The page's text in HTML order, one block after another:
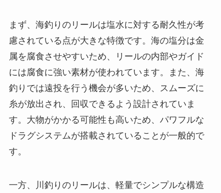
まず、海釣りのリールは塩水に対する耐久性が考
慮されている点が大きな特徴です。海の塩分は金
属を腐食させやすいため、リールの内部やガイド
には腐食に強い素材が使われています。また、海
釣りでは遠投を行う機会が多いため、スムーズに
糸が放出され、回収できるよう設計されていま
す。大物がかかる可能性も高いため、パワフルな
ドラグシステムが搭載されていることが一般的で
す。
一方、川釣りのリールは、軽量でシンプルな構造